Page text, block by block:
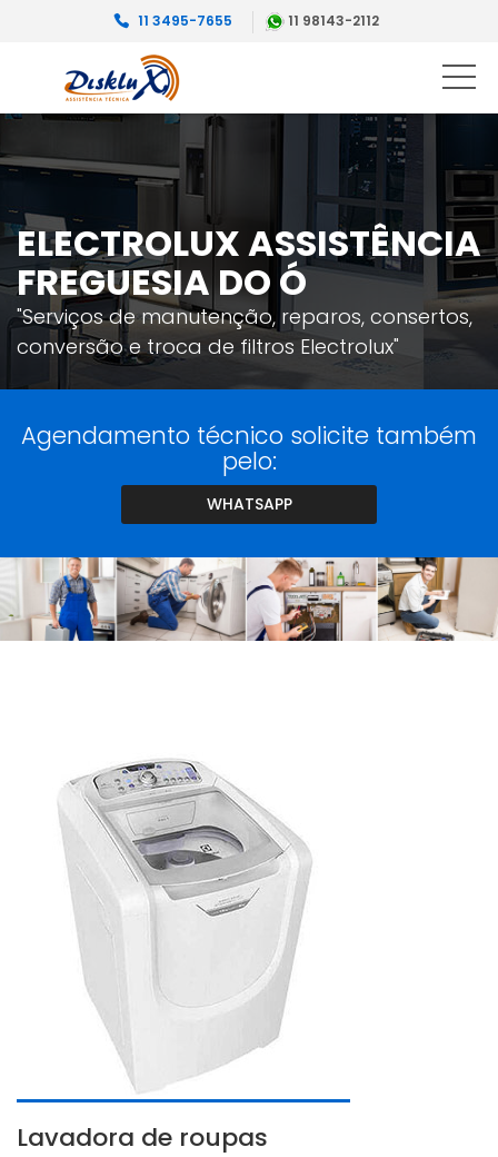
11 3495-7655 11 98143-2112
ELECTROLUX ASSISTÊNCIA
FREGUESIA DO Ó
"Serviços de manutenção, reparos, consertos,
conversão e troca de filtros Electrolux"
Agendamento técnico solicite também
pelo:
WHATSAPP
Lavadora de roupas